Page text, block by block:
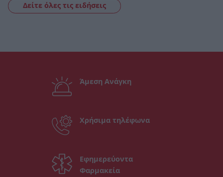
Δείτε όλες τις ειδήσεις
Άμεση Ανάγκη
Χρήσιμα τηλέφωνα
Εφημερεύοντα
Φαρμακεία